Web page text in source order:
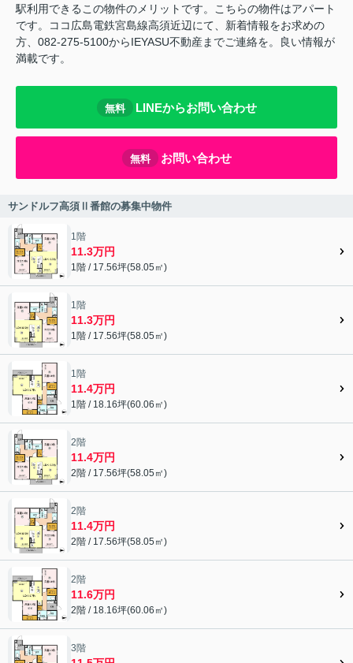
駅利用できるこの物件のメリットです。こちらの物件はアパート
です。ココ広島電鉄宮島線高須近辺にて、新着情報をお求めの
方、082-275-5100からIEYASU不動産までご連絡を。良い情報が
満載です。
無料 LINEからお問い合わせ
無料 お問い合わせ
サンドルフ高須Ⅱ番館の募集中物件
1階
11.3万円
1階 / 17.56坪(58.05㎡)
1階
11.3万円
1階 / 17.56坪(58.05㎡)
1階
11.4万円
1階 / 18.16坪(60.06㎡)
2階
11.4万円
2階 / 17.56坪(58.05㎡)
2階
11.4万円
2階 / 17.56坪(58.05㎡)
2階
11.6万円
2階 / 18.16坪(60.06㎡)
3階